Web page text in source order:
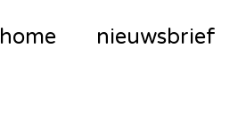
home nieuwsbrief